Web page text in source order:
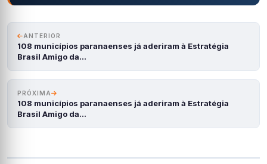
ANTERIOR
108 municípios paranaenses já aderiram à Estratégia
Brasil Amigo da…
PRÓXIMA
108 municípios paranaenses já aderiram à Estratégia
Brasil Amigo da…